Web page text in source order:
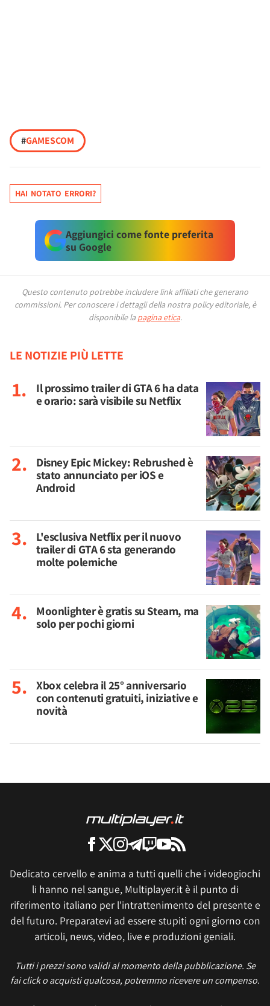
#GAMESCOM
HAI NOTATO ERRORI?
Aggiungici come fonte preferita
su Google
Questo contenuto potrebbe includere link affiliati che generano
commissioni. Per conoscere i dettagli della nostra policy editoriale, è
disponibile la pagina etica.
LE NOTIZIE PIÙ LETTE
Il prossimo trailer di GTA 6 ha data
e orario: sarà visibile su Netflix
Disney Epic Mickey: Rebrushed è
stato annunciato per iOS e
Android
L'esclusiva Netflix per il nuovo
trailer di GTA 6 sta generando
molte polemiche
Moonlighter è gratis su Steam, ma
solo per pochi giorni
Xbox celebra il 25° anniversario
con contenuti gratuiti, iniziative e
novità
Dedicato cervello e anima a tutti quelli che i videogiochi
li hanno nel sangue, Multiplayer.it è il punto di
riferimento italiano per l'intrattenimento del presente e
del futuro. Preparatevi ad essere stupiti ogni giorno con
articoli, news, video, live e produzioni geniali.
Tutti i prezzi sono validi al momento della pubblicazione. Se
fai click o acquisti qualcosa, potremmo ricevere un compenso.